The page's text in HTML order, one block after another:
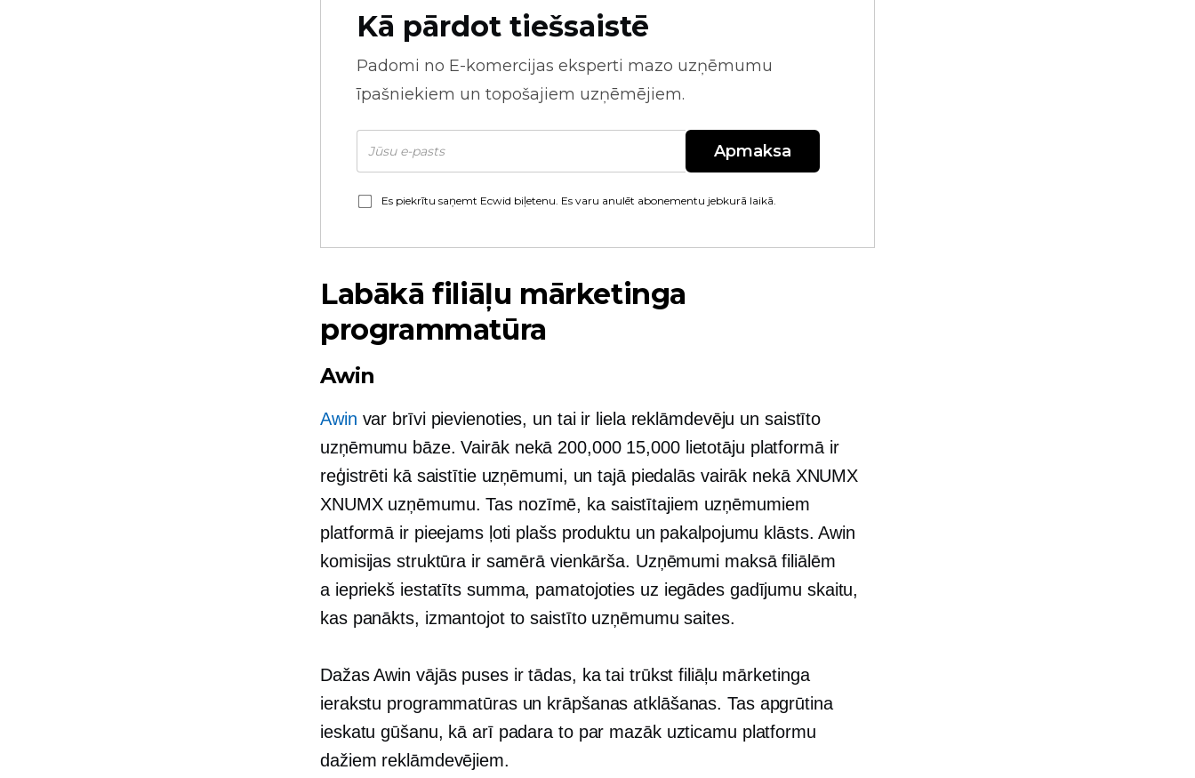
Kā pārdot tiešsaistē
Padomi no E-komercijas eksperti mazo uzņēmumu
īpašniekiem un topošajiem uzņēmējiem.
Apmaksa
Es piekrītu saņemt Ecwid biļetenu. Es varu anulēt abonementu jebkurā laikā.
Labākā filiāļu mārketinga
programmatūra
Awin
Awin var brīvi pievienoties, un tai ir liela reklāmdevēju un saistīto
uzņēmumu bāze. Vairāk nekā 200,000 15,000 lietotāju platformā ir
reģistrēti kā saistītie uzņēmumi, un tajā piedalās vairāk nekā XNUMX
XNUMX uzņēmumu. Tas nozīmē, ka saistītajiem uzņēmumiem
platformā ir pieejams ļoti plašs produktu un pakalpojumu klāsts. Awin
komisijas struktūra ir samērā vienkārša. Uzņēmumi maksā filiālēm
a iepriekš iestatīts summa, pamatojoties uz iegādes gadījumu skaitu,
kas panākts, izmantojot to saistīto uzņēmumu saites.
Dažas Awin vājās puses ir tādas, ka tai trūkst filiāļu mārketinga
ierakstu programmatūras un krāpšanas atklāšanas. Tas apgrūtina
ieskatu gūšanu, kā arī padara to par mazāk uzticamu platformu
dažiem reklāmdevējiem.